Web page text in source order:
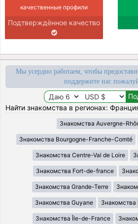
качественные профили
Подтверждённое качество
Мы усердно работаем, чтобы
поддержите нас
Найти знакомства в регионах:
Знакомства Auvergne-
Знакомства Bourgogne-Franche-Comté
Знакомства Centre-Val de Loire
Знакомства Fort-de-france
Знакомства Grande-Terre
Знакомства Guyane
Знакомства Île-de-France